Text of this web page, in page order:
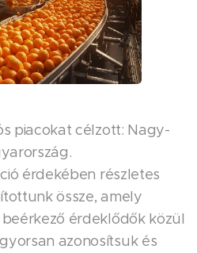
piacokat célzott: Nagy-
érdekében részletes
össze, amely
érdeklődők közül
azonosítsuk és